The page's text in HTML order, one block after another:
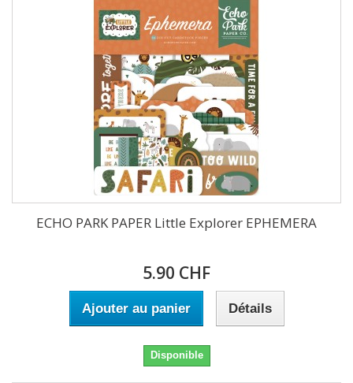
ECHO PARK PAPER Little Explorer EPHEMERA
5.90 CHF
Ajouter au panier Détails
Disponible